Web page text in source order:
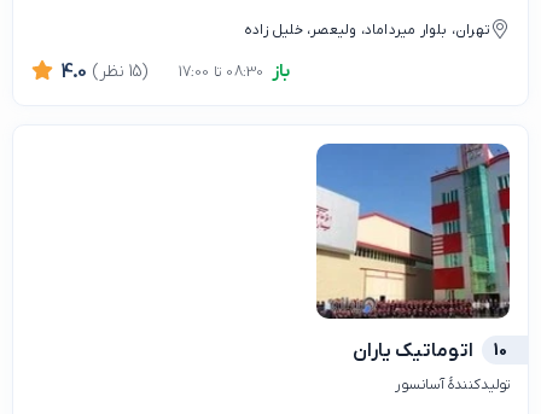
تهران، بلوار میرداماد، ولیعصر، خلیل زاده
باز 4.0 (15 نظر)
10 اتوماتیک یاران
تولیدکنندهٔ آسانسور